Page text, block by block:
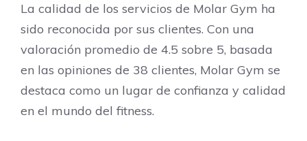
La calidad de los servicios de Molar Gym ha
sido reconocida por sus clientes. Con una
valoración promedio de 4.5 sobre 5, basada
en las opiniones de 38 clientes, Molar Gym se
destaca como un lugar de confianza y calidad
en el mundo del fitness.